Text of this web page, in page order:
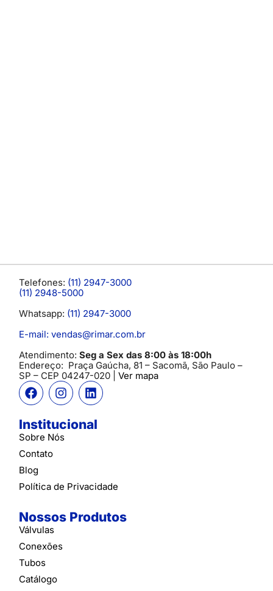
Telefones: (11) 2947-3000
(11) 2948-5000
Whatsapp: (11) 2947-3000
E-mail: vendas@rimar.com.br
Atendimento: Seg a Sex das 8:00 às 18:00h
Endereço: Praça Gaúcha, 81 – Sacomã, São Paulo –
SP – CEP 04247-020 | Ver mapa
Institucional
Sobre Nós
Contato
Blog
Política de Privacidade
Nossos Produtos
Válvulas
Conexões
Tubos
Catálogo